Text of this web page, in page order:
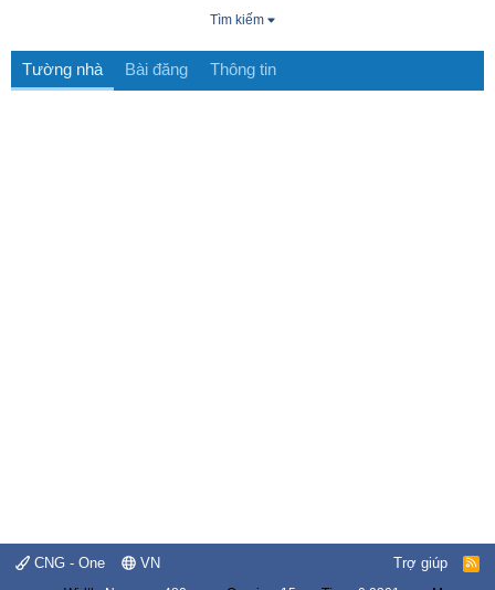
Tìm kiếm
Tường nhà Bài đăng Thông tin
CNG - One VN Trợ giúp
R